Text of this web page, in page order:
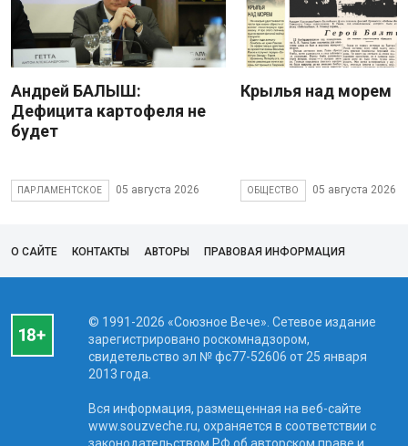
Андрей БАЛЫШ:
Дефицита картофеля не
будет
ПАРЛАМЕНТСКОЕ 05 августа 2026
Крылья над морем
ОБЩЕСТВО 05 августа 2026
О САЙТЕ КОНТАКТЫ АВТОРЫ ПРАВОВАЯ ИНФОРМАЦИЯ
© 1991-2026 «Союзное Вече». Сетевое издание
зарегистрировано роскомнадзором,
свидетельство эл № фc77-52606 от 25 января
2013 года.
Вся информация, размещенная на веб-сайте
www.souzveche.ru, охраняется в соответствии с
законодательством РФ об авторском праве и